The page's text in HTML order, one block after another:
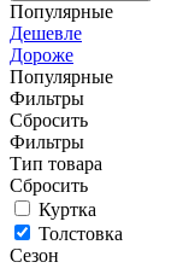
Популярные
Дешевле
Дороже
Популярные
Фильтры
Сбросить
Фильтры
Тип товара
Сбросить
Куртка
Толстовка
Сезон